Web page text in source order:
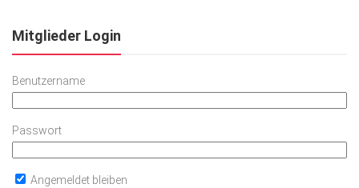
Mitglieder Login
Benutzername
Passwort
Angemeldet bleiben